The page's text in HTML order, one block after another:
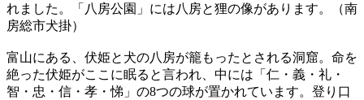
れました。「八房公園」には八房と狸の像があります。（南
房総市犬掛）
富山にある、伏姫と犬の八房が籠もったとされる洞窟。命を
絶った伏姫がここに眠ると言われ、中には「仁・義・礼・
智・忠・信・孝・悌」の8つの球が置かれています。登り口